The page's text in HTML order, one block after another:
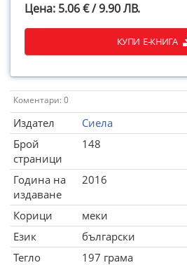
Цена: 5.06 € / 9.90 ЛВ.
КУПИ Е-КНИГА
Коментари: 0
Издател
Сиела
Брой
страници
148
Година на
издаване
2016
Корици
меки
Език
български
Тегло
197 грама